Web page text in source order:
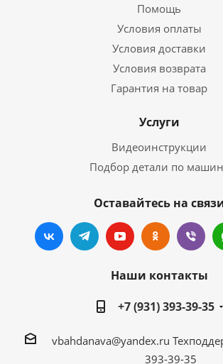
Помощь
Условия оплаты
Условия доставки
Условия возврата
Гарантия на товар
Услуги
Видеоинструкции
Подбор детали по
Оставайтесь на
Наши контакты
+7 (931) 393-39-35
vbahdanava@yandex.ru
393-39-35